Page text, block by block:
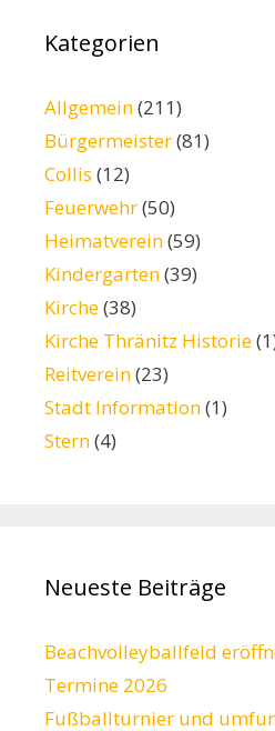
Kategorien
Allgemein(211)
Bürgermeister(81)
Collis (12)
Feuerwehr(50)
Heimatverein(59)
Kindergarten(39)
Kirche(38)
Kirche Thränitz Historie
Reitverein(23)
Stadt Information(1)
Stern(4)
Neueste Beiträge
Beachvolleyballfeld
Termine 2026
Fußballturnier und